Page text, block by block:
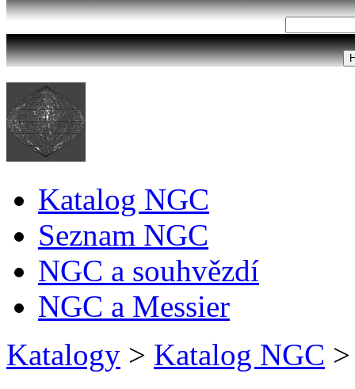
Katalog NGC
Seznam NGC
NGC a souhvězdí
NGC a Messier
Katalogy > Katalog NGC >